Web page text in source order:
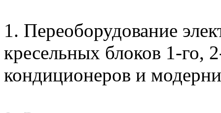
1. Переоборудование
кресельных блоков 1-го,
кондиционеров и